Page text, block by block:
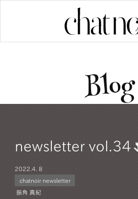
Blog
newsletter
2022. 4. 8
chatnoir newsletter
振角 真紀